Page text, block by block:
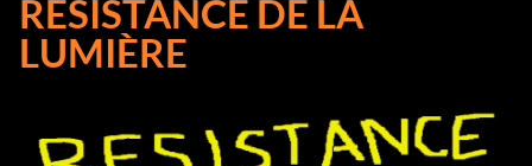
RÉSISTANCE DE LA
LUMIÈRE